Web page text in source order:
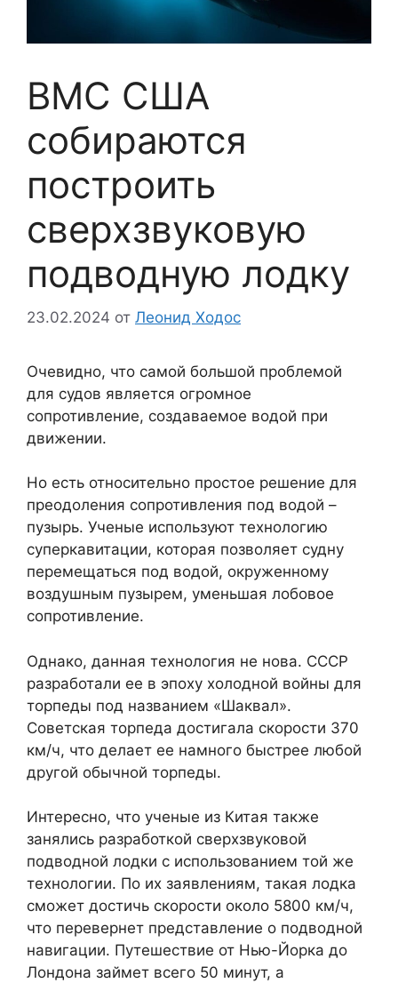
ВМС США
собираются
построить
сверхзвуковую
подводную лодку
23.02.2024 от Леонид Ходос
Очевидно, что самой большой проблемой
для судов является огромное
сопротивление, создаваемое водой при
движении.
Но есть относительно простое решение для
преодоления сопротивления под водой –
пузырь. Ученые используют технологию
суперкавитации, которая позволяет судну
перемещаться под водой, окруженному
воздушным пузырем, уменьшая лобовое
сопротивление.
Однако, данная технология не нова. СССР
разработали ее в эпоху холодной войны для
торпеды под названием «Шаквал».
Советская торпеда достигала скорости 370
км/ч, что делает ее намного быстрее любой
другой обычной торпеды.
Интересно, что ученые из Китая также
занялись разработкой сверхзвуковой
подводной лодки с использованием той же
технологии. По их заявлениям, такая лодка
сможет достичь скорости около 5800 км/ч,
что перевернет представление о подводной
навигации. Путешествие от Нью-Йорка до
Лондона займет всего 50 минут, а